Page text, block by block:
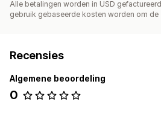
Alle betalingen worden in USD
gebruik gebaseerde kosten worden om
Recensies
Algemene beoordeling
0